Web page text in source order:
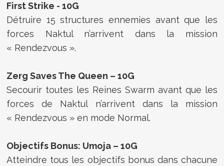
First Strike - 10G
Détruire 15 structures ennemies avant que les
forces Naktul n’arrivent dans la mission
« Rendezvous ».
Zerg Saves The Queen – 10G
Secourir toutes les Reines Swarm avant que les
forces de Naktul n’arrivent dans la mission
« Rendezvous » en mode Normal.
Objectifs Bonus: Umoja – 10G
Atteindre tous les objectifs bonus dans chacune